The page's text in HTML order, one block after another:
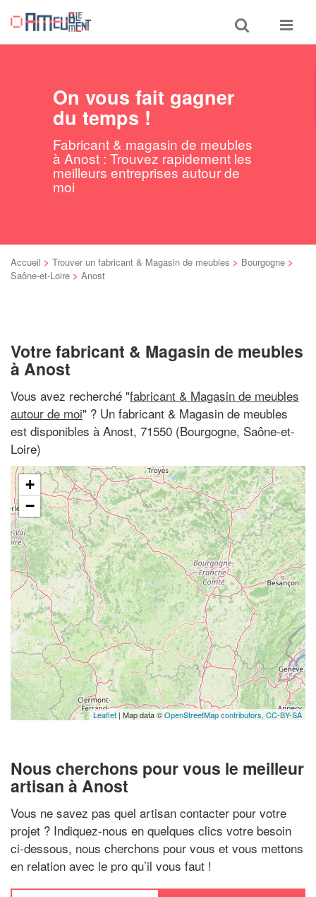
Toggle
search
Toggle
On vous fait gagner
du temps !
Fabricant & magasin de meubles
à Anost : Trouvez rapidement les
meilleurs entreprises autour de
moi
Accueil > Trouver un fabricant & Magasin de meubles > Bourgogne >
Saône-et-Loire > Anost
Votre fabricant & Magasin de meubles
à Anost
Vous avez recherché "fabricant & Magasin de meubles
autour de moi" ? Un fabricant & Magasin de meubles
est disponibles à Anost, 71550 (Bourgogne, Saône-et-
Loire)
+
−
Leaflet | Map data ©OpenStreetMap contributors, CC-BY-SA
Nous cherchons pour vous le meilleur
artisan à Anost
Vous ne savez pas quel artisan contacter pour votre
projet ? Indiquez-nous en quelques clics votre besoin
ci-dessous, nous cherchons pour vous et vous mettons
en relation avec le pro qu’il vous faut !